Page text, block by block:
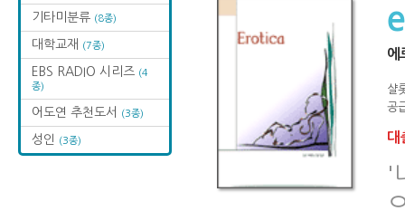
기타미분류 (8종)
대학교재 (7종)
EBS RADIO 시리즈 (4
종)
어도연 추천도서 (3종)
성인 (3종)
에
샬
공
대
'